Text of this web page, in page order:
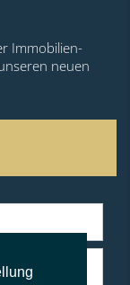
Immobilien-
neuen